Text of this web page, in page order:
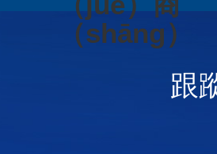
（shāng）
跟